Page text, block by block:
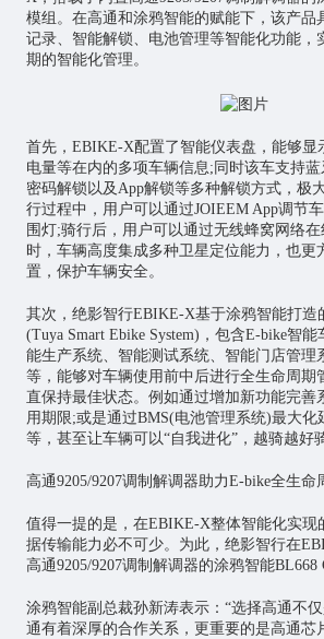
模组。在高通和涂鸦智能的赋能下，该产品
记录、智能解锁、电池管理等智能化功能，
期的智能化管理。
首先，EBIKE-X配置了智能仪表盘，能够显
电量等在内的多项车辆信息;同时该车支持蓝
密码解锁以及App解锁等多种解锁方式，极
行过程中，用户可以通过JOIEEM App调节
围灯;骑行后，用户可以通过无线蜂窝网络
时，车辆高度集成多种卫星定位能力，也更
置，保护车辆安全。
其次，绝影智行EBIKE-X基于涂鸦智能打造
(Tuya Smart Ebike System)，包含E-bike智
能生产系统、智能测试系统、智能门店管理
等，能够对车辆使用前中后进行全生命周期
直保持最佳状态。例如通过增加新功能完善
用期限;或是通过BMS(电池管理系统)最大化
等，甚至让车辆可以“自我进化”，越骑越好
高通9205/9207调制解调器助力E-bike全生命
值得一提的是，在EBIKE-X整体智能化实现
据传输能力必不可少。为此，绝影智行在
高通9205/9207调制解调器的涂鸦智能BL668
涂鸦智能副总裁孙新涛表示：“选择高通不
通有着深厚的合作关系，更重要的是高通芯